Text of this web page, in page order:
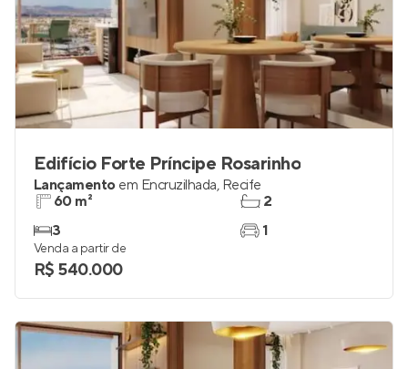
Edifício Forte Príncipe Rosarinho
Lançamento em Encruzilhada, Recife
60 m²
3
2
1
Venda a partir de
R$ 540.000